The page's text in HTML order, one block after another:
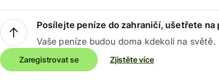
Posílejte peníze do zahraničí, ušetřete na
Vaše peníze budou doma kdekoli na světě.
Zaregistrovat se Zjistěte více